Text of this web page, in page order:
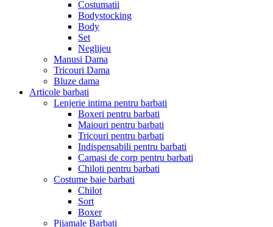
Costumatii
Bodystocking
Body
Set
Neglijeu
Manusi Dama
Tricouri Dama
Bluze dama
Articole barbati
Lenjerie intima pentru barbati
Boxeri pentru barbati
Maiouri pentru barbati
Tricouri pentru barbati
Indispensabili pentru barbati
Camasi de corp pentru barbati
Chiloti pentru barbati
Costume baie barbati
Chilot
Sort
Boxer
Pijamale Barbati